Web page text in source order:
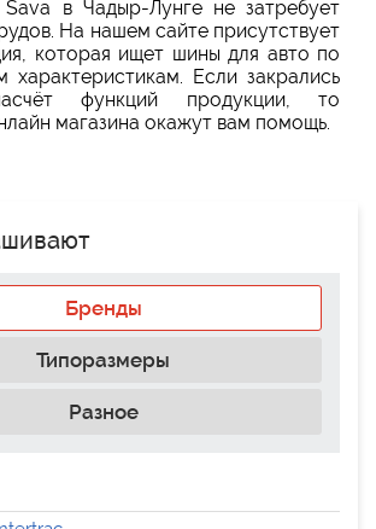
в Чадыр-Лунге не затребует
На нашем сайте присутствует
которая ищет шины для авто по
характеристикам. Если закрались
функций продукции, то
магазина окажут вам помощь.
Бренды
Типоразмеры
Разное